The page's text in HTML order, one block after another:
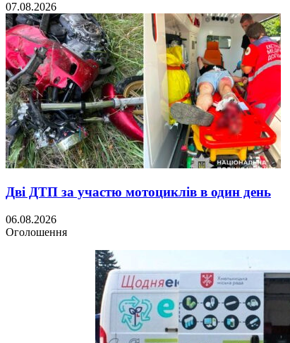
07.08.2026
Дві ДТП за участю мотоциклів в один день
06.08.2026
Оголошення